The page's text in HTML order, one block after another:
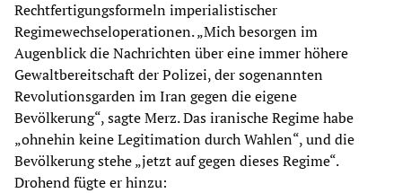
Rechtfertigungsformeln imperialistischer
Regimewechseloperationen. „Mich besorgen im
Augenblick die Nachrichten über eine immer höhere
Gewaltbereitschaft der Polizei, der sogenannten
Revolutionsgarden im Iran gegen die eigene
Bevölkerung“, sagte Merz. Das iranische Regime habe
„ohnehin keine Legitimation durch Wahlen“, und die
Bevölkerung stehe „jetzt auf gegen dieses Regime“.
Drohend fügte er hinzu: